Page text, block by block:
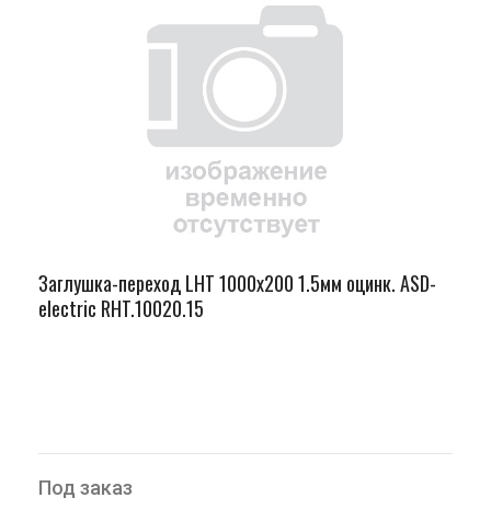
Заглушка-переход LHT 1000х200 1.5мм оцинк. ASD-
electric RHT.10020.15
Под заказ